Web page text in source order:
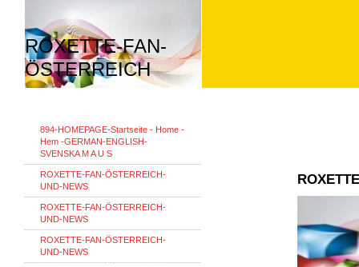
ROXETTE-FAN-
ÖSTERREICH
894-HOMEPAGE-Startseite - Home -
Hem -GERMAN-ENGLISH-
SVENSKA M A U S
ROXETTE-FAN-ÖSTERREICH-
UND-NEWS
ROXETTE-FAN-ÖSTERREICH-
UND-NEWS
ROXETTE-FAN-ÖSTERREICH-
UND-NEWS